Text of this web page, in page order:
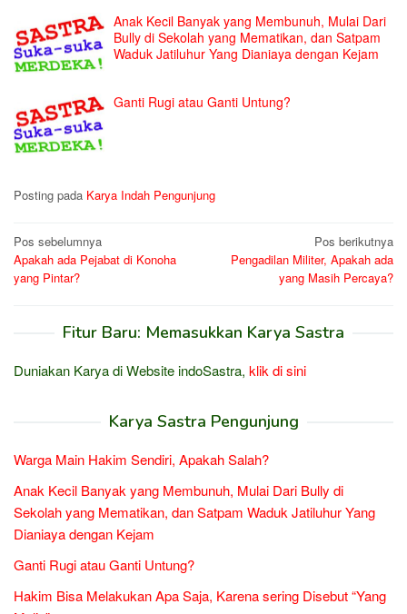
Anak Kecil Banyak yang Membunuh, Mulai Dari
Bully di Sekolah yang Mematikan, dan Satpam
Waduk Jatiluhur Yang Dianiaya dengan Kejam
Ganti Rugi atau Ganti Untung?
Posting pada Karya Indah Pengunjung
Navigasi
pos
Pos sebelumnya
Apakah ada Pejabat di Konoha
yang Pintar?
Pos berikutnya
Pengadilan Militer, Apakah ada
yang Masih Percaya?
Fitur Baru: Memasukkan Karya Sastra
Duniakan Karya di Website indoSastra, klik di sini
Karya Sastra Pengunjung
Warga Main Hakim Sendiri, Apakah Salah?
Anak Kecil Banyak yang Membunuh, Mulai Dari Bully di
Sekolah yang Mematikan, dan Satpam Waduk Jatiluhur Yang
Dianiaya dengan Kejam
Ganti Rugi atau Ganti Untung?
Hakim Bisa Melakukan Apa Saja, Karena sering Disebut “Yang